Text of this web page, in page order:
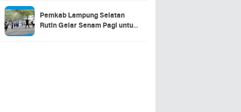
Pemkab Lampung Selatan
Rutin Gelar Senam Pagi untuk